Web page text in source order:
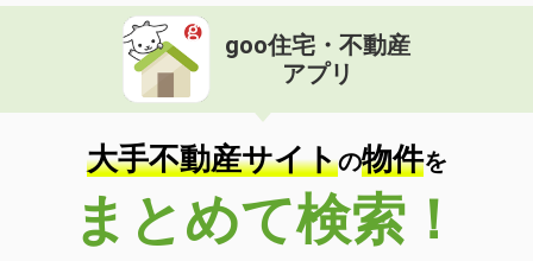
goo住宅・不動産
アプリ
大手不動産サイトの物件を
まとめて検索！